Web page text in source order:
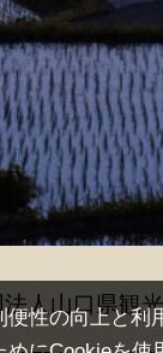
人山口県観
便性の向上と利